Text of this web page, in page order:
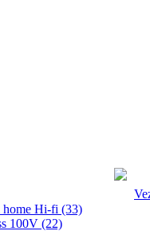
home Hi-fi (33)
100V (22)